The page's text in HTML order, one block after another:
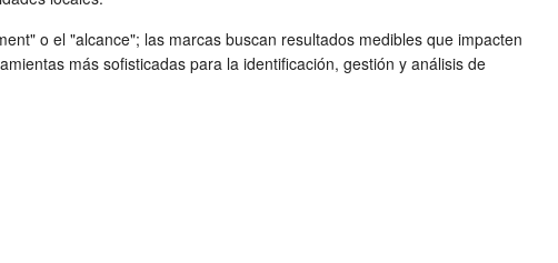
o el "alcance"; las marcas buscan resultados medibles que impacten
más sofisticadas para la identificación, gestión y análisis de